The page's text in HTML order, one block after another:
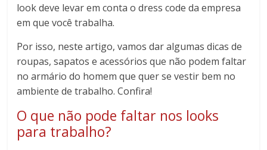
look deve levar em conta o dress code da empresa
em que você trabalha.
Por isso, neste artigo, vamos dar algumas dicas de
roupas, sapatos e acessórios que não podem faltar
no armário do homem que quer se vestir bem no
ambiente de trabalho. Confira!
O que não pode faltar nos looks
para trabalho?